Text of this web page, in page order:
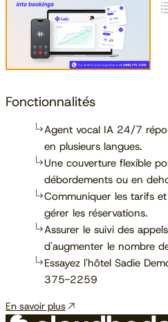
Fonctionnalités
Agent vocal IA 24/7
en plusieurs langues.
Une couverture flexible
débordements ou en
Communiquer les tarifs
gérer les réservations.
Assurer le suivi des
d'augmenter le nombre
Essayez l'hôtel Sadie
375-2259
En savoir plus